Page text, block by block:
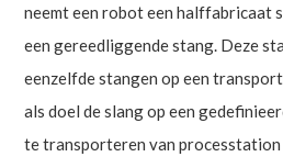
neemt een robot een halffabricaat
een gereedliggende stang. Deze
eenzelfde stangen op een
als doel de slang op een
te transporteren van processtation